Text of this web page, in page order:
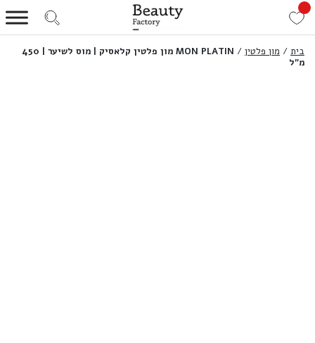
בית / מון פלטין /
MON PLATIN מון פלטין קלאסיק | מוס לשיער | 450
מ”ל